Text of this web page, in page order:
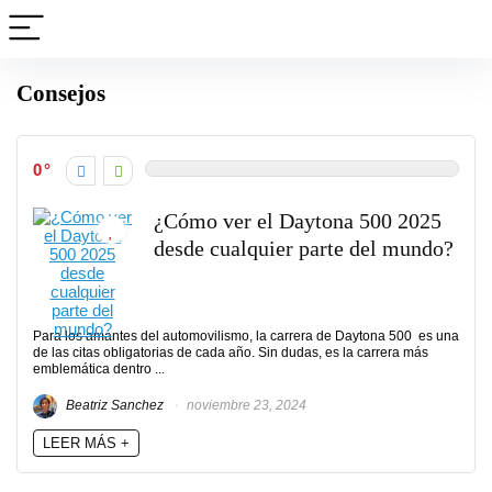
Consejos
0
¿Cómo ver el Daytona 500 2025
desde cualquier parte del mundo?
Para los amantes del automovilismo, la carrera de Daytona 500 es una
de las citas obligatorias de cada año. Sin dudas, es la carrera más
emblemática dentro ...
Beatriz Sanchez noviembre 23, 2024
LEER MÁS +